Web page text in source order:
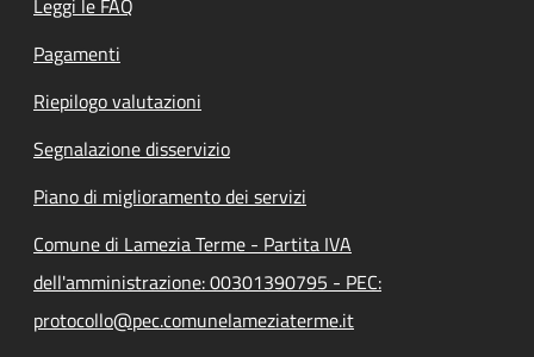
Leggi le FAQ
Pagamenti
Riepilogo valutazioni
Segnalazione disservizio
Piano di miglioramento dei servizi
Comune di Lamezia Terme - Partita IVA
dell'amministrazione: 00301390795 - PEC:
protocollo@pec.comunelameziaterme.it